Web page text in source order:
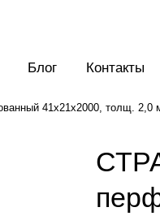
Блог Контакты
41х21х2000, толщ. 2,0